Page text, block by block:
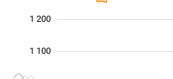
1 100
1 200